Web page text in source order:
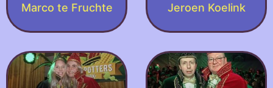
Marco te Fruchte
Jeroen Koelink